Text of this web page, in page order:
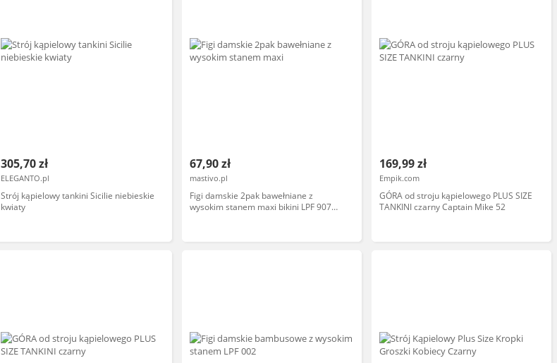
305,70 zł
ELEGANTO.pl
Strój kąpielowy tankini Sicilie niebieskie
kwiaty
67,90 zł
mastivo.pl
Figi damskie 2pak bawełniane z
wysokim stanem maxi bikini LPF 907
169,99 zł
Empik.com
GÓRA od stroju kąpielowego PLUS SIZE
TANKINI czarny Captain Mike 52